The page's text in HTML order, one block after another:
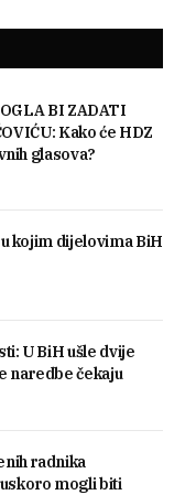
BI ZADATI
Kako će HDZ
glasova?
kojim dijelovima BiH
U BiH ušle dvije
naredbe čekaju
radnika
mogli biti